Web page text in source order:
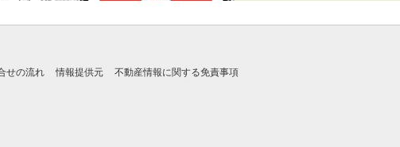
せの流れ 情報提供元 不動産情報に関する免責事項